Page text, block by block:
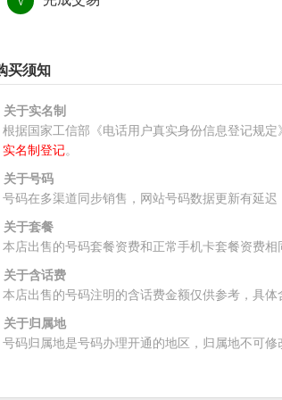
买须知
关于实名制
根据国家工信部《电话用户真实身份信息登记规
实名制登记。
关于号码
号码在多渠道同步销售，网站号码数据更新有延迟
关于套餐
本店出售的号码套餐资费和正常手机卡套餐资费
关于含话费
本店出售的号码注明的含话费金额仅供参考，具体
关于归属地
号码归属地是号码办理开通的地区，归属地不可